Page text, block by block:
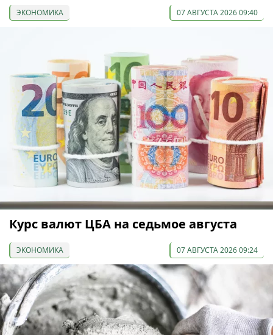
ЭКОНОМИКА 07 АВГУСТА 2026 09:40
Курс валют ЦБА на седьмое августа
ЭКОНОМИКА 07 АВГУСТА 2026 09:24